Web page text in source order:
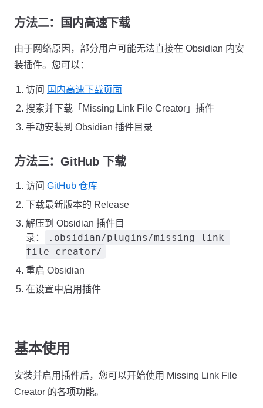
方法二：国内高速下载
由于网络原因，部分用户可能无法直接在 Obsidian 内安
装插件。您可以：
访问 国内高速下载页面
搜索并下载「Missing Link File Creator」插件
手动安装到 Obsidian 插件目录
方法三：GitHub 下载
访问 GitHub 仓库
下载最新版本的 Release
解压到 Obsidian 插件目
录：
.obsidian/plugins/missing-link-
file-creator/
重启 Obsidian
在设置中启用插件
基本使用
安装并启用插件后，您可以开始使用 Missing Link File
Creator 的各项功能。